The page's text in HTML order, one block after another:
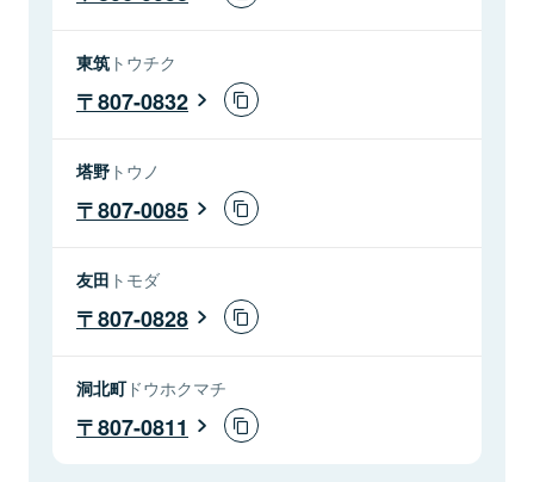
東筑 トウチク
807-0832
塔野 トウノ
807-0085
友田 トモダ
807-0828
洞北町ドウホクマチ
807-0811